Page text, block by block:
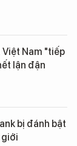
Nam "tiếp
lận đận
bị đánh bật
giới